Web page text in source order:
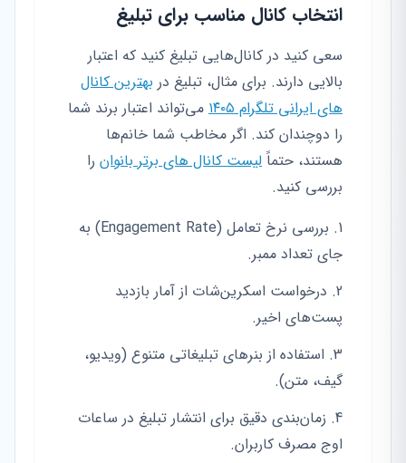
انتخاب کانال مناسب برای تبلیغ
سعی کنید در کانال‌هایی تبلیغ کنید که اعتبار
بالایی دارند. برای مثال، تبلیغ در بهترین کانال
های ایرانی تلگرام ۱۴۰۵
می‌تواند اعتبار برند شما
را دوچندان کند. اگر مخاطب شما خانم‌ها
هستند، حتماً لیست کانال های برتر بانوان را
بررسی کنید.
بررسی نرخ تعامل (Engagement Rate) به
جای تعداد ممبر.
درخواست اسکرین‌شات از آمار بازدید
پست‌های اخیر.
استفاده از بنرهای تبلیغاتی متنوع (ویدیو،
گیف، متن).
زمان‌بندی دقیق برای انتشار تبلیغ در ساعات
اوج مصرف کاربران.